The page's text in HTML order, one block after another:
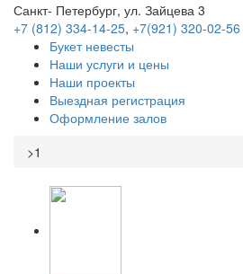
Санкт- Петербург, ул. Зайцева 3
+7 (812) 334-14-25, +7(921) 320-02-56
Букет невесты
Наши услуги и цены
Наши проекты
Выездная регистрация
Оформление залов
>1